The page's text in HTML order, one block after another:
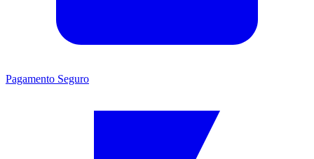
Pagamento Seguro